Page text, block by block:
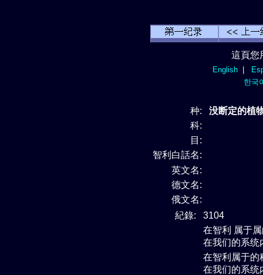
這頁您
English|
한국
种:
没断定的植
科:
目:
智利白話名:
英文名:
德文名:
俄文名:
紀錄:
3104
在智利 属于
在我们的系统
在智利属于的
在我们的系统